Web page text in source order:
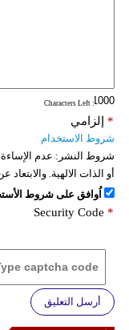
: Characters Left
إلزامي *
شروط الاستخدام
شروط النشر: عدم
أو الذات الالهية.
اُوافق على شروط
Security Code *
أرسل التعليق